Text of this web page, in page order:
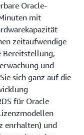
Oracle-
mit
zeitaufwendige
Bereitstellung,
und
sich ganz auf die
für Oracle
enrhalten) und